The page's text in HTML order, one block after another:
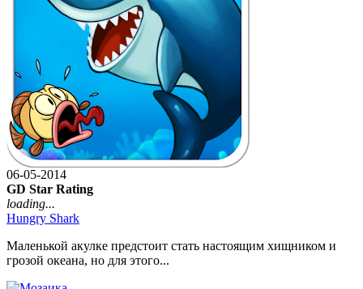
06-05-2014
GD Star Rating
loading...
Hungry Shark
Маленькой акулке предстоит стать настоящим хищником и
грозой океана, но для этого...